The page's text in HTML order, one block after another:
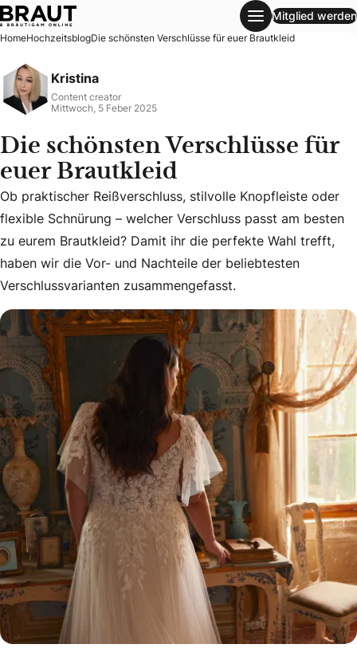
Die schönsten Verschlüsse für euer Brautkleid
Mitglied werden
HomeHochzeitsblogDie schönsten Verschlüsse für euer Brautkleid
Kristina
Content creator
Mittwoch, 5 Feber 2025
Die schönsten Verschlüsse für
euer Brautkleid
Ob praktischer Reißverschluss, stilvolle Knopfleiste oder
Ob praktischer Reißverschluss, stilvolle Knopfleiste oder
flexible Schnürung – welcher Verschluss passt am besten
zu eurem Brautkleid? Damit ihr die perfekte Wahl trefft,
haben wir die Vor- und Nachteile der beliebtesten
Verschlussvarianten zusammengefasst.